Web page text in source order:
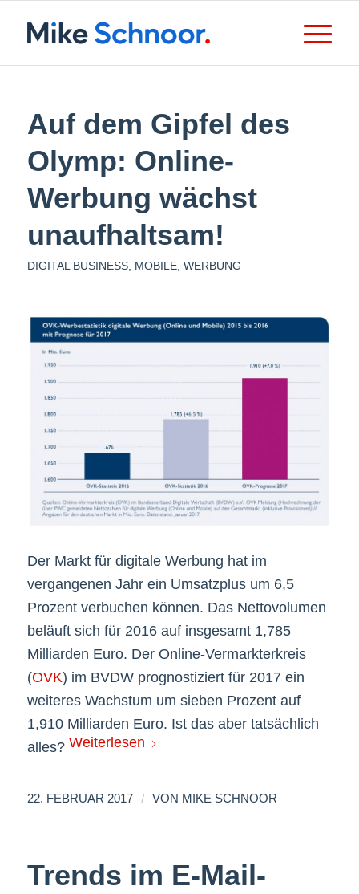
Auf dem Gipfel des
Olymp: Online-
Werbung wächst
unaufhaltsam!
DIGITAL BUSINESS, MOBILE, WERBUNG
Der Markt für digitale Werbung hat im
vergangenen Jahr ein Umsatzplus um 6,5
Prozent verbuchen können. Das Nettovolumen
beläuft sich für 2016 auf insgesamt 1,785
Milliarden Euro. Der Online-Vermarkterkreis
(OVK) im BVDW prognostiziert für 2017 ein
weiteres Wachstum um sieben Prozent auf
1,910 Milliarden Euro. Ist das aber tatsächlich
alles? Weiterlesen
22. FEBRUAR 2017 / VON MIKE SCHNOOR
Trends im E-Mail-